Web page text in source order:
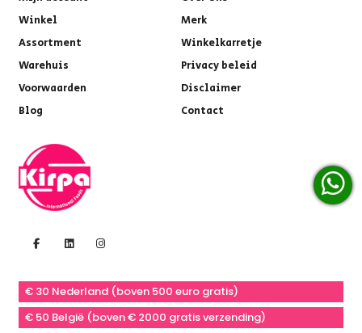
Winkel
Merk
Assortment
Winkelkarretje
Warehuis
Privacy beleid
Voorwaarden
Disclaimer
Blog
Contact
€ 30 Nederland (boven 500 euro gratis)
€ 50 België (boven € 2000 gratis verzending)